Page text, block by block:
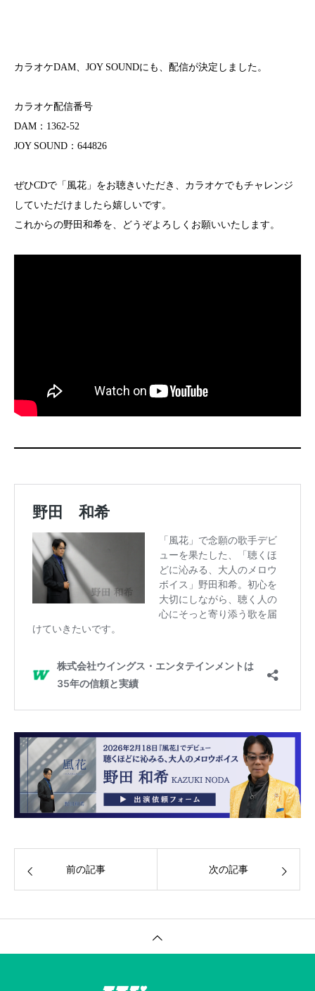
カラオケDAM、JOY SOUNDにも、配信が決定しました。
カラオケ配信番号
DAM：1362-52
JOY SOUND：644826
ぜひCDで「風花」をお聴きいただき、カラオケでもチャレンジ
していただけましたら嬉しいです。
これからの野田和希を、どうぞよろしくお願いいたします。
前の記事 次の記事